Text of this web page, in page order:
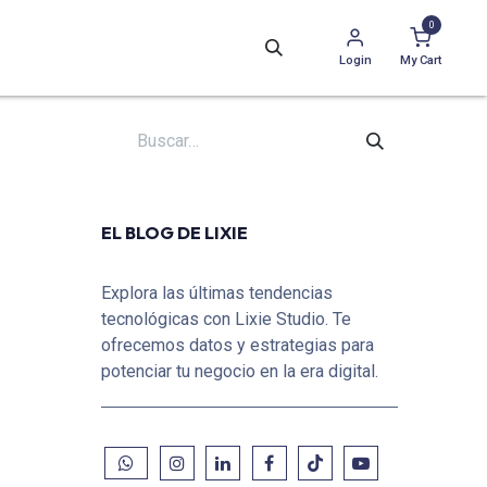
Login
0
My Cart
EL BLOG DE LIXIE
Explora las últimas tendencias
tecnológicas con Lixie Studio. Te
ofrecemos datos y estrategias para
potenciar tu negocio en la era digital.